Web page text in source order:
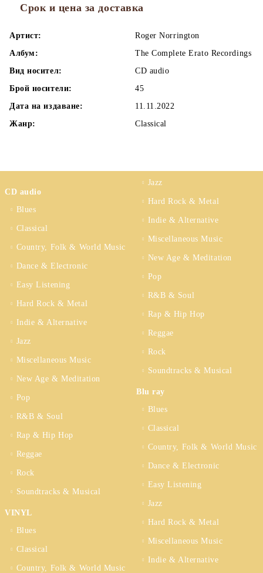
Срок и цена за доставка
Артист:
Roger Norrington
Албум:
The Complete Erato Recordings
Вид носител:
CD audio
Брой носители:
45
Дата на издаване:
11.11.2022
Жанр:
Classical
CD audio
Blues
Classical
Country, Folk & World Music
Dance & Electronic
Easy Listening
Hard Rock & Metal
Indie & Alternative
Jazz
Miscellaneous Music
New Age & Meditation
Pop
R&B & Soul
Rap & Hip Hop
Reggae
Rock
Soundtracks & Musical
VINYL
Blues
Classical
Country, Folk & World Music
Jazz
Hard Rock & Metal
Indie & Alternative
Miscellaneous Music
New Age & Meditation
Pop
R&B & Soul
Rap & Hip Hop
Reggae
Rock
Soundtracks & Musical
Blu ray
Blues
Classical
Country, Folk & World Music
Dance & Electronic
Easy Listening
Jazz
Hard Rock & Metal
Miscellaneous Music
Indie & Alternative